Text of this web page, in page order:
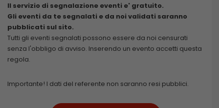
Il servizio di segnalazione eventi e' gratuito.
Gli eventi da te segnalati e da noi validati saranno
pubblicati sul sito.
Tutti gli eventi segnalati possono essere da noi censurati
senza l'obbligo di avviso. Inserendo un evento accetti questa
regola.
Importante! I dati del referente non saranno resi pubblici.